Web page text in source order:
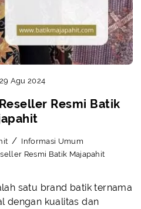
Agu 2024
Resmi Batik
Informasi Umum
Resmi Batik Majapahit
satu brand batik ternama
dengan kualitas dan